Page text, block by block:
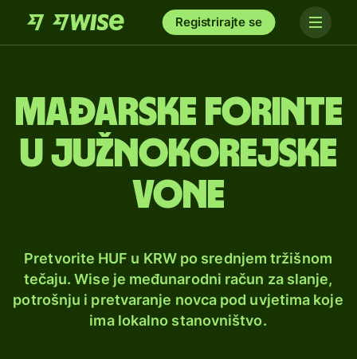
Registrirajte se
Mađarske forinte
u južnokorejske
vone
Pretvorite HUF u KRW po srednjem tržišnom
tečaju. Wise je međunarodni račun za slanje,
potrošnju i pretvaranje novca pod uvjetima koje
ima lokalno stanovništvo.